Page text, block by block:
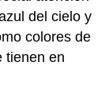
del cielo y
colores de
tienen en